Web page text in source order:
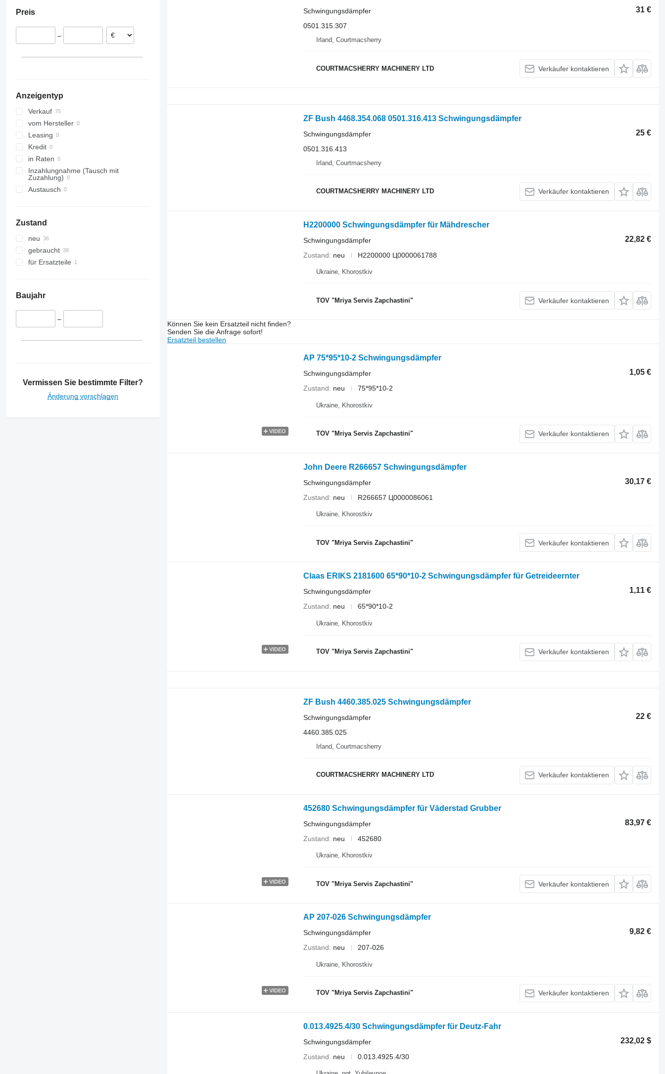
Preis
–
Anzeigentyp
Verkauf
vom Hersteller
Leasing
Kredit
in Raten
Inzahlungnahme (Tausch mit
Zuzahlung)
Austausch
Zustand
neu
gebraucht
für Ersatzteile
Baujahr
–
Vermissen Sie bestimmte Filter?
Änderung vorschlagen
31 €
Schwingungsdämpfer
0501.315.307
Irland, Courtmacsherry
COURTMACSHERRY MACHINERY LTD Verkäufer kontaktieren
ZF Bush 4468.354.068 0501.316.413 Schwingungsdämpfer
25 €
Schwingungsdämpfer
0501.316.413
Irland, Courtmacsherry
COURTMACSHERRY MACHINERY LTD Verkäufer kontaktieren
H2200000 Schwingungsdämpfer für Mähdrescher
22,82 €
Schwingungsdämpfer
Zustand
neu H2200000 Ц0000061788
Ukraine, Khorostkiv
TOV "Mriya Servis Zapchastini" Verkäufer kontaktieren
Können Sie kein Ersatzteil nicht finden?
Senden Sie die Anfrage sofort!
Ersatzteil bestellen
VIDEO
AP 75*95*10-2 Schwingungsdämpfer
1,05 €
Schwingungsdämpfer
Zustand
neu 75*95*10-2
Ukraine, Khorostkiv
TOV "Mriya Servis Zapchastini" Verkäufer kontaktieren
John Deere R266657 Schwingungsdämpfer
30,17 €
Schwingungsdämpfer
Zustand
neu R266657 Ц0000086061
Ukraine, Khorostkiv
TOV "Mriya Servis Zapchastini" Verkäufer kontaktieren
VIDEO
Claas ERIKS 2181600 65*90*10-2 Schwingungsdämpfer für Getreideernter
1,11 €
Schwingungsdämpfer
Zustand
neu 65*90*10-2
Ukraine, Khorostkiv
TOV "Mriya Servis Zapchastini" Verkäufer kontaktieren
ZF Bush 4460.385.025 Schwingungsdämpfer
22 €
Schwingungsdämpfer
4460.385.025
Irland, Courtmacsherry
COURTMACSHERRY MACHINERY LTD Verkäufer kontaktieren
VIDEO
452680 Schwingungsdämpfer für Väderstad Grubber
83,97 €
Schwingungsdämpfer
Zustand
neu 452680
Ukraine, Khorostkiv
TOV "Mriya Servis Zapchastini" Verkäufer kontaktieren
VIDEO
AP 207-026 Schwingungsdämpfer
9,82 €
Schwingungsdämpfer
Zustand
neu 207-026
Ukraine, Khorostkiv
TOV "Mriya Servis Zapchastini" Verkäufer kontaktieren
0.013.4925.4/30 Schwingungsdämpfer für Deutz-Fahr
232,02 $
Schwingungsdämpfer
Zustand
neu 0.013.4925.4/30